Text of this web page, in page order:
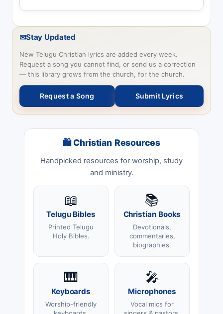
✉Stay Updated
New Telugu Christian lyrics are added every week.
Request a song you cannot find, or send us a correction
— this library grows from the church, for the church.
Request a Song Submit Lyrics
🛍 Christian Resources
Handpicked resources for worship, study
and ministry.
📖
Telugu Bibles
Printed Telugu
Holy Bibles.
📚
Christian Books
Devotionals,
commentaries,
biographies.
🎹
Keyboards
Worship-friendly
🎤
Microphones
Vocal mics for